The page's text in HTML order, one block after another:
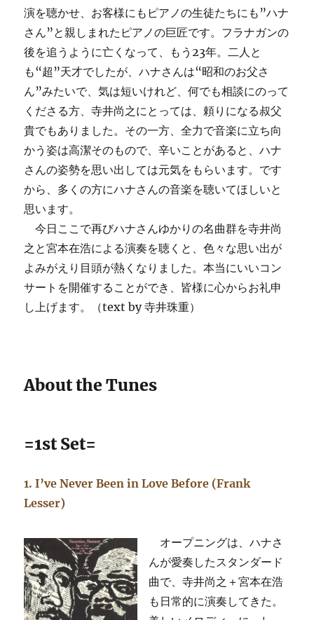
演を聴かせ、お客様にもピアノの生徒たちにも”ハナ
さん”と親しまれたピアノの巨匠です。フラナガンの
後を追うように亡くなって、もう23年。二人と
も“超”天才でしたが、ハナさんは“昭和のお父さ
ん”みたいで、気は短いけれど、何でも相談にのって
くださる方、寺井尚之にとっては、頼りになる叔父
貴でもありました。その一方、全力で音楽に立ち向
かう姿は高潔そのもので、辛いことがあると、ハナ
さんの姿勢を思い出しては元気をもらいます。です
から、多くの方にハナさんの音楽を聴いてほしいと
思います。
今日ここで再びハナさんゆかりの名曲群を寺井尚
之と宮本在浩による演奏を聴くと、色々な思い出が
よみがえり目頭が熱くなりました。本当にいいコン
サートを開催することができ、皆様に心からお礼申
し上げます。（text by 寺井珠重）
About the Tunes
=1st Set=
1. I’ve Never Been in Love Before (Frank
Lesser)
オープニングは、ハナさ
んが愛奏したスタンダード
曲で、寺井尚之＋宮本在浩
も日常的に演奏してきた。